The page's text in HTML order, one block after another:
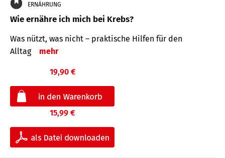
ERNÄHRUNG
Wie ernähre ich mich bei Krebs?
Was nützt, was nicht – praktische Hilfen für den
Alltag
mehr
19,90 €
15,99 €